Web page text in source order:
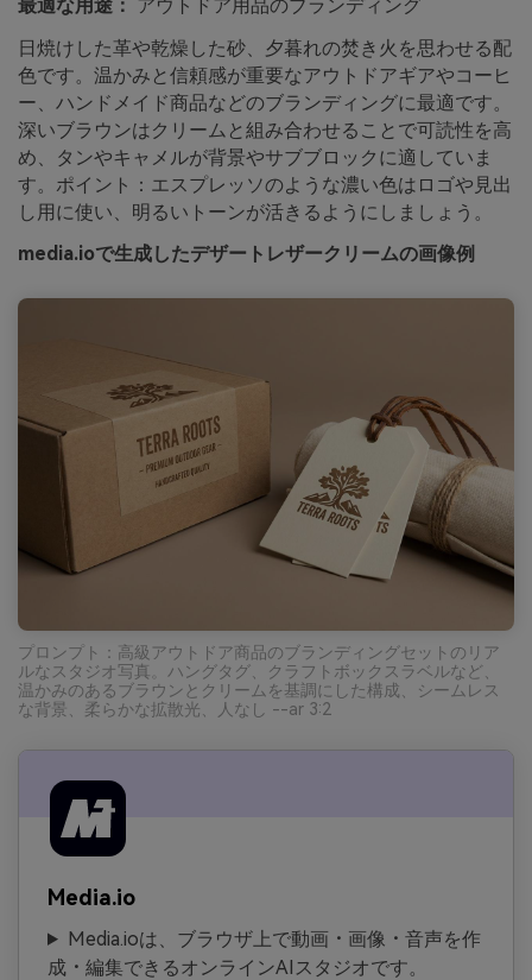
最適な用途：
アウトドア用品のブランディング
日焼けした革や乾燥した砂、夕暮れの焚き火を思わせる配
色です。温かみと信頼感が重要なアウトドアギアやコーヒ
ー、ハンドメイド商品などのブランディングに最適です。
深いブラウンはクリームと組み合わせることで可読性を高
め、タンやキャメルが背景やサブブロックに適していま
す。ポイント：エスプレッソのような濃い色はロゴや見出
し用に使い、明るいトーンが活きるようにしましょう。
media.ioで生成したデザートレザークリームの画像例
プロンプト：高級アウトドア商品のブランディングセットのリア
ルなスタジオ写真。ハングタグ、クラフトボックスラベルなど、
温かみのあるブラウンとクリームを基調にした構成、シームレス
な背景、柔らかな拡散光、人なし --ar 3:2
Media.io
Media.ioは、ブラウザ上で動画・画像・音声を作
成・編集できるオンラインAIスタジオです。